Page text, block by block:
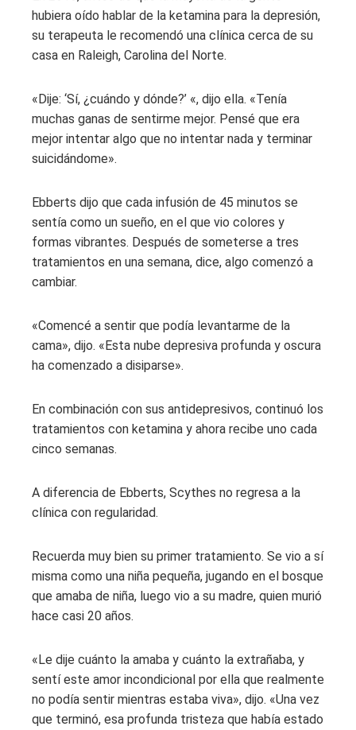
hubiera oído hablar de la ketamina para la depresión,
su terapeuta le recomendó una clínica cerca de su
casa en Raleigh, Carolina del Norte.
«Dije: ‘Sí, ¿cuándo y dónde?’ «, dijo ella. «Tenía
muchas ganas de sentirme mejor. Pensé que era
mejor intentar algo que no intentar nada y terminar
suicidándome».
Ebberts dijo que cada infusión de 45 minutos se
sentía como un sueño, en el que vio colores y
formas vibrantes. Después de someterse a tres
tratamientos en una semana, dice, algo comenzó a
cambiar.
«Comencé a sentir que podía levantarme de la
cama», dijo. «Esta nube depresiva profunda y oscura
ha comenzado a disiparse».
En combinación con sus antidepresivos, continuó los
tratamientos con ketamina y ahora recibe uno cada
cinco semanas.
A diferencia de Ebberts, Scythes no regresa a la
clínica con regularidad.
Recuerda muy bien su primer tratamiento. Se vio a sí
misma como una niña pequeña, jugando en el bosque
que amaba de niña, luego vio a su madre, quien murió
hace casi 20 años.
«Le dije cuánto la amaba y cuánto la extrañaba, y
sentí este amor incondicional por ella que realmente
no podía sentir mientras estaba viva», dijo. «Una vez
que terminó, esa profunda tristeza que había estado